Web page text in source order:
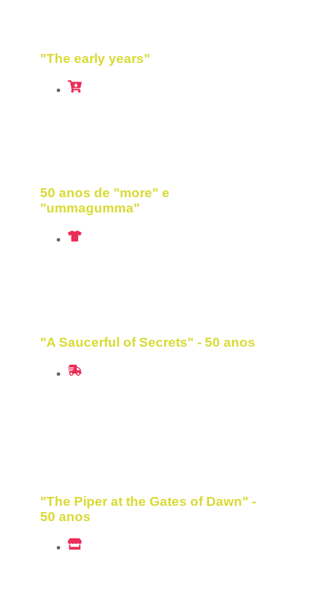
"The early years"
50 anos de "more" e
"ummagumma"
"A Saucerful of Secrets" - 50 anos
"The Piper at the Gates of Dawn" -
50 anos